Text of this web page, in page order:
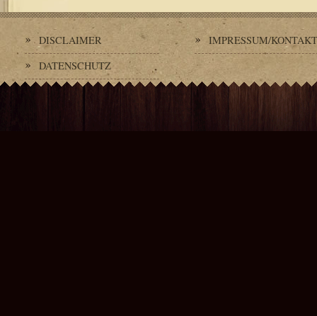
DISCLAIMER
DATENSCHUTZ
IMPRESSUM/KONTAKT